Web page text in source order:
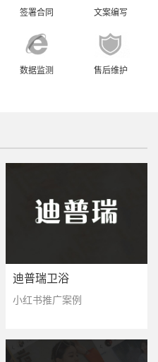
签署合同 文案编写
数据监测 售后维护
迪普瑞卫浴
小红书推广案例